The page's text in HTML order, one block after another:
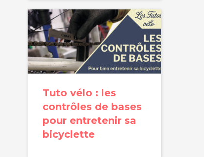
Tuto vélo : les
contrôles de bases
pour entretenir sa
bicyclette